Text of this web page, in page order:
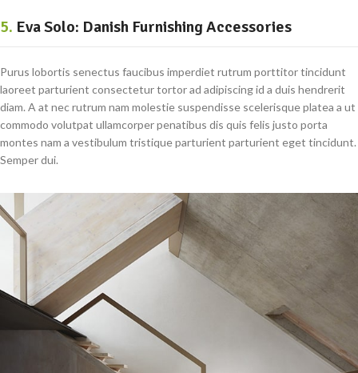
5. Eva Solo: Danish Furnishing Accessories
Purus lobortis senectus faucibus imperdiet rutrum porttitor tincidunt
laoreet parturient consectetur tortor ad adipiscing id a duis hendrerit
diam. A at nec rutrum nam molestie suspendisse scelerisque platea a ut
commodo volutpat ullamcorper penatibus dis quis felis justo porta
montes nam a vestibulum tristique parturient parturient eget tincidunt.
Semper dui.